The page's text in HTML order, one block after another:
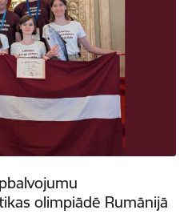
olimpiādē Rumānijā